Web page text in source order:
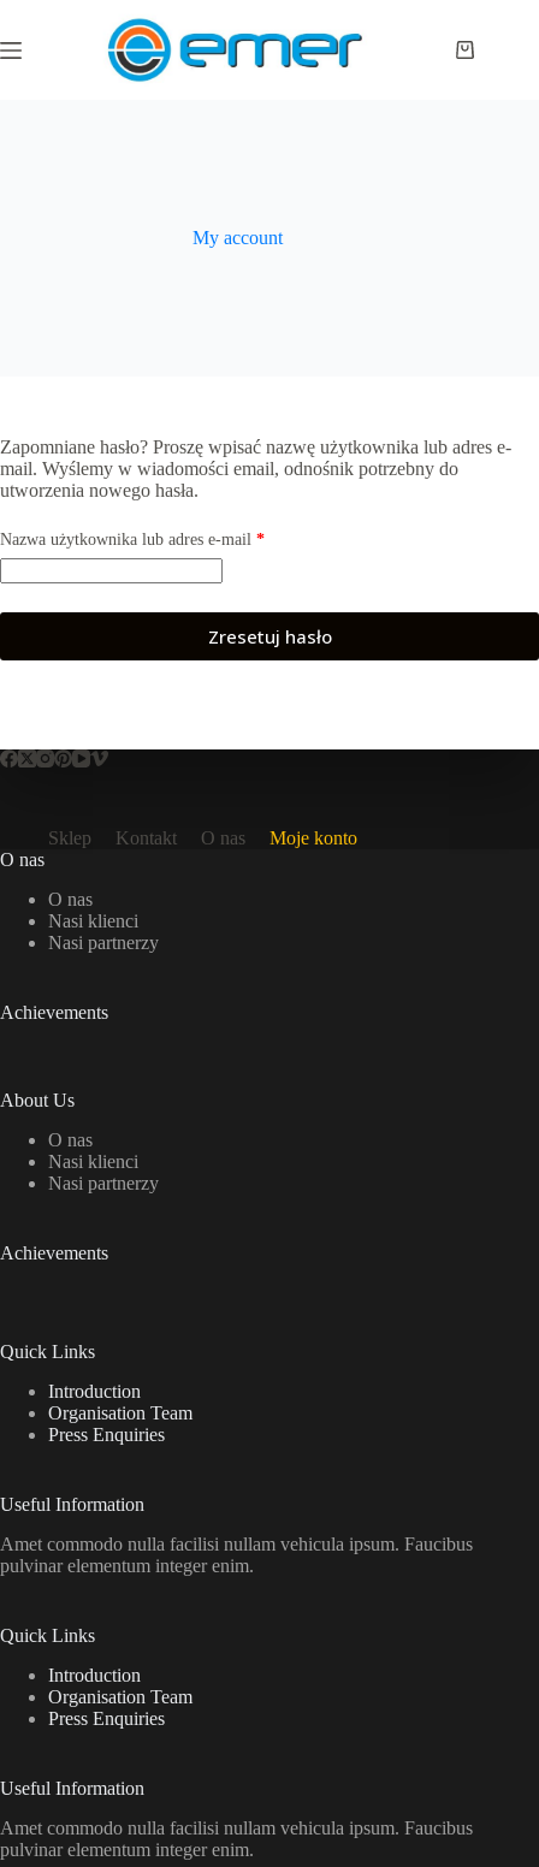
treści
Koszyk
My account
Zapomniane hasło? Proszę wpisać nazwę użytkownika lub adres e-
mail. Wyślemy w wiadomości email, odnośnik potrzebny do
utworzenia nowego hasła.
Nazwa użytkownika lub adres e-mail *Wymagane
Zresetuj hasło
Sklep Kontakt O nas
Moje konto
O nas
O nas
Nasi klienci
Nasi partnerzy
Achievements
About Us
O nas
Nasi klienci
Nasi partnerzy
Achievements
Quick Links
Introduction
Organisation Team
Press Enquiries
Useful Information
Amet commodo nulla facilisi nullam vehicula ipsum. Faucibus
pulvinar elementum integer enim.
Quick Links
Introduction
Organisation Team
Press Enquiries
Useful Information
Amet commodo nulla facilisi nullam vehicula ipsum. Faucibus
pulvinar elementum integer enim.